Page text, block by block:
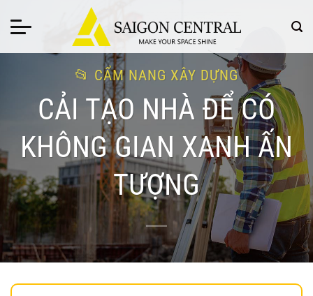
qua
CẨM NANG XÂY DỰNG
CẢI TẠO NHÀ ĐỂ CÓ
KHÔNG GIAN XANH ẤN
TƯỢNG